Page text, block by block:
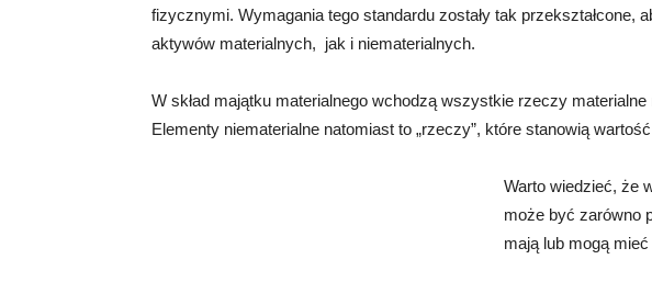
fizycznymi. Wymagania tego standardu zostały tak przekształcone,
aktywów materialnych, jak i niematerialnych.
W skład majątku materialnego wchodzą wszystkie rzeczy
Elementy niematerialne natomiast to „rzeczy”, które stanowią
Warto wiedzieć, że
może być zarówno
mają lub mogą